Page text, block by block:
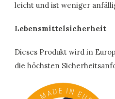
leicht und ist weniger
Lebensmittelsicherheit
Dieses Produkt wird in
die höchsten